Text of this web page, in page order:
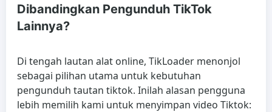
Dibandingkan Pengunduh TikTok
Lainnya?
Di tengah lautan alat online, TikLoader menonjol
sebagai pilihan utama untuk kebutuhan
pengunduh tautan tiktok. Inilah alasan pengguna
lebih memilih kami untuk menyimpan video Tiktok: